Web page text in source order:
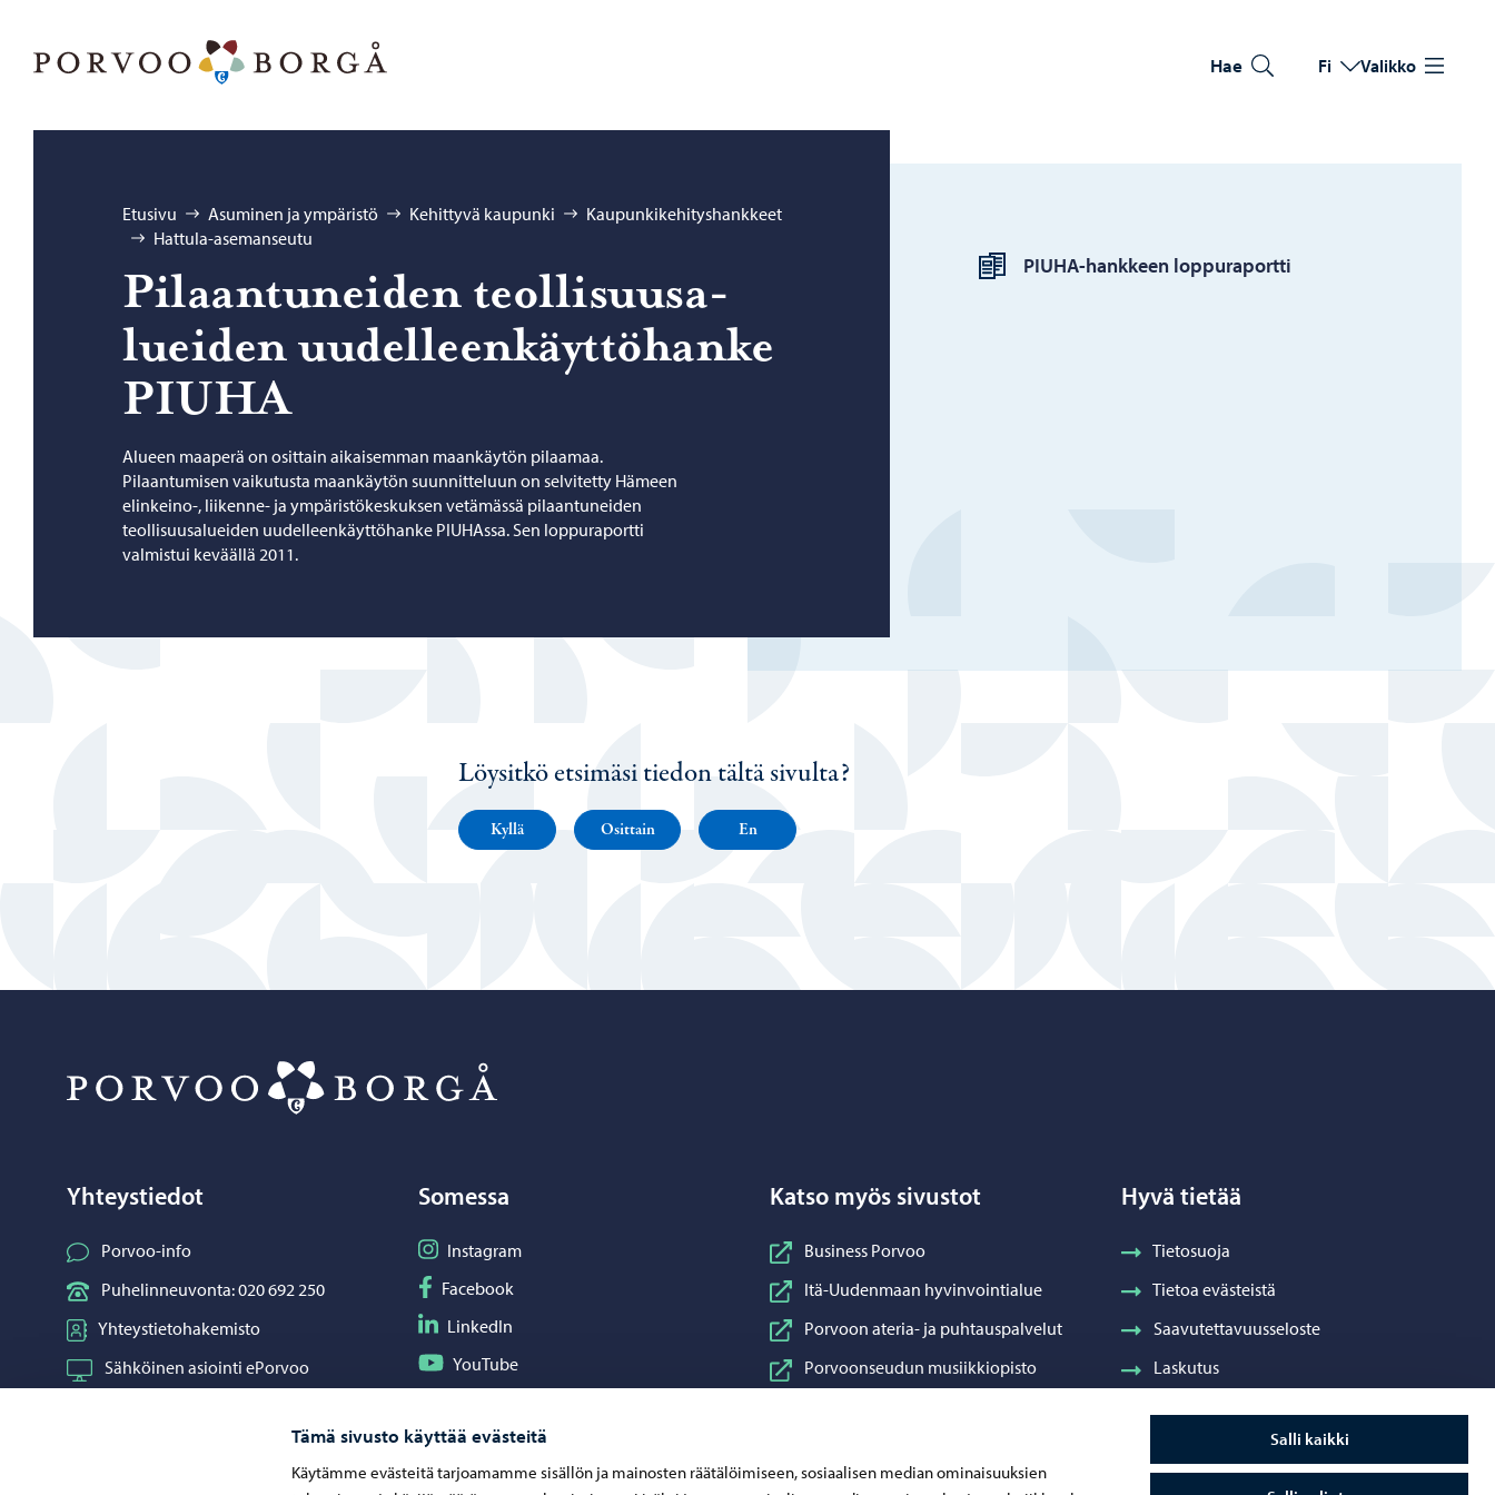
Tämä sivusto käyttää evästeitä
Käytämme evästeitä tarjoamamme sisällön ja mainosten räätälöimiseen, sosiaalisen median ominaisuuksien
Salli kaikki
Hae Vaihda kieltä
Nykyinen kieli: Suomi
Fi Valikko
Selaa:
Etusivu Asuminen ja ympäristö Kehittyvä kaupunki
Kaupunkikehityshankkeet
Hattula-asemanseutu
Pi­laan­tu­nei­den teol­li­suusa­
luei­den uu­del­leen­käyt­tö­han­ke
PIUHA
Alueen maaperä on osittain aikaisemman maankäytön pilaamaa.
Pilaantumisen vaikutusta maankäytön suunnitteluun on selvitetty Hämeen
elinkeino-, liikenne- ja ympäristökeskuksen vetämässä pilaantuneiden
teollisuusalueiden uudelleenkäyttöhanke PIUHAssa. Sen loppuraportti
valmistui keväällä 2011.
PIUHA-hankkeen loppuraportti
Löysitkö etsimäsi tiedon tältä sivulta?
Kyllä Osittain En
Yhteystiedot
Porvoo-info
Puhelinneuvonta: 020 692 250
Yhteystietohakemisto
Sähköinen asiointi ePorvoo
Somessa
Seuraa Instagram
Instagram
Seuraa Facebook
Facebook
Seuraa LinkedIn
LinkedIn
Seuraa YouTube
YouTube
Katso myös sivustot
Business Porvoo
Itä-Uudenmaan hyvinvointialue
Porvoon ateria- ja puhtauspalvelut
Porvoonseudun musiikkiopisto
Taidetehdas
Hyvä tietää
Tietosuoja
Tietoa evästeistä
Saavutettavuusseloste
Laskutus